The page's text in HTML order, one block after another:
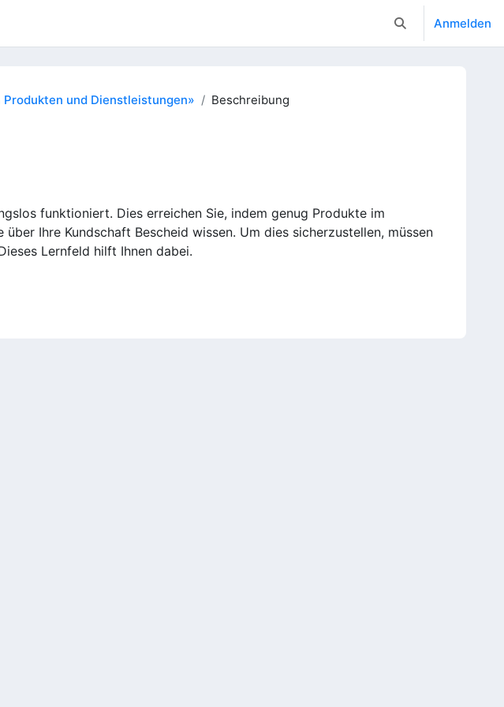
Sucheingabe
Anmelden
und Dienstleistungen» Beschreibung
funktioniert. Dies erreichen Sie, indem genug Produkte im
Ihre Kundschaft Bescheid wissen. Um dies sicherzustellen, müssen
Lernfeld hilft Ihnen dabei.